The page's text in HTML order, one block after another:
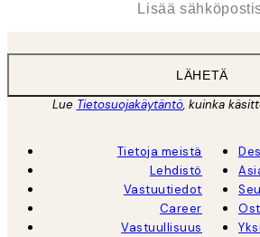
LÄHETÄ
Lue Tietosuojakäytäntö, kuinka
Tietoja meistä
Lehdistö
Vastuutiedot
Career
Vastuullisuus